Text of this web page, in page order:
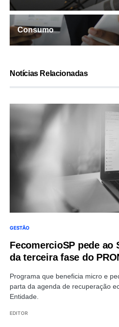
Consumo
Notícias Relacionadas
GESTÃO
FecomercioSP pede ao
da terceira fase do
Programa que beneficia micro e
parta da agenda de recuperação
Entidade.
EDITOR